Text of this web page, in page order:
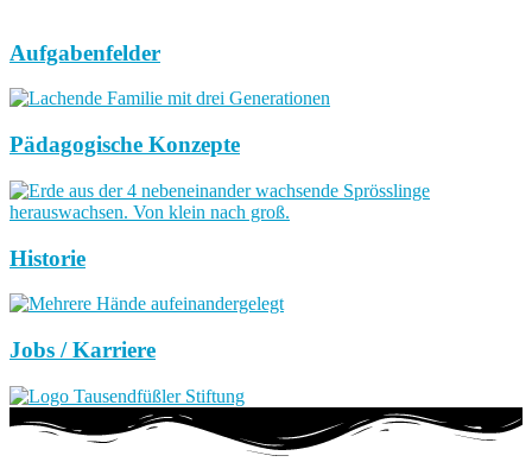
Aufgabenfelder
Pädagogische Konzepte
Historie
Jobs / Karriere